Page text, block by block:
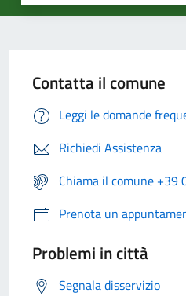
Contatta il comune
Leggi le domande
Richiedi Assistenza
Chiama il comune +39
Prenota un
Problemi in città
Segnala disservizio